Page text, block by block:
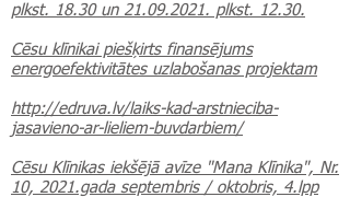
plkst. 18.30 un 21.09.2021. plkst. 12.30.
Cēsu klīnikai piešķirts finansējums
energoefektivitātes uzlabošanas projektam
http://edruva.lv/laiks-kad-arstnieciba-
jasavieno-ar-lieliem-buvdarbiem/
Cēsu Klīnikas iekšējā avīze "Mana Klīnika", Nr.
10, 2021.gada septembris / oktobris, 4.lpp